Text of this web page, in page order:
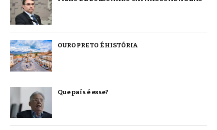
OURO PRETO É HISTÓRIA
Que país é esse?